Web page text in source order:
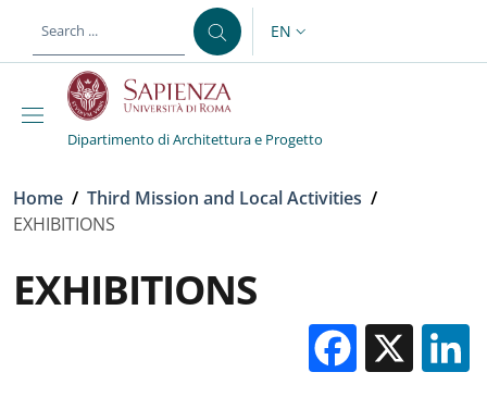
LANGUAGE SWITCHER:
EN
Dipartimento di Architettura e Progetto
Breadcrumb
Home / Third Mission and Local Activities /
EXHIBITIONS
EXHIBITIONS
X